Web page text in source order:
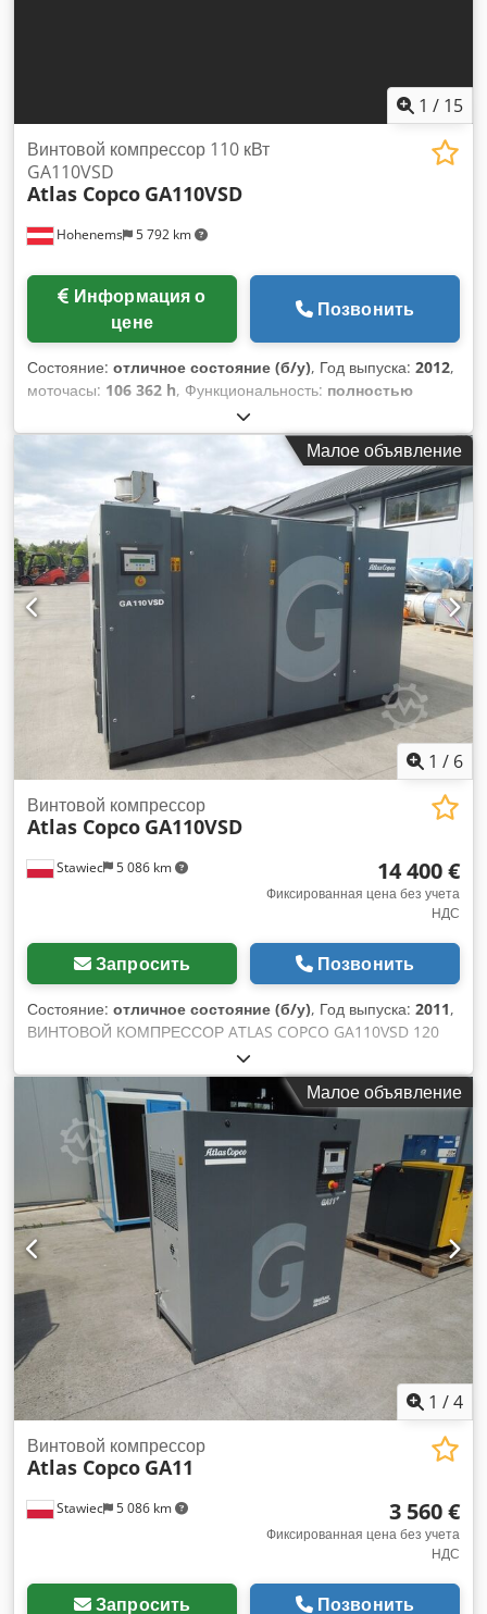
1 / 15
Hohenems 5 792 km
Винтовой компрессор 110 кВт
GA110VSD
Atlas Copco GA110VSD
цене
Позвонить
Состояние: отличное состояние (б/у), Год выпуска: 2012,
моточасы: 106 362 h, Функциональность: полностью
, Винтовой компрессор премиум-класса
Atlas Copco GA110VSD. Год выпуска 2012. Dodpfxoul U Tyj
Afzjkr Новая ступень получена при наработке 50 000 часов.
С WRG. 8,50 бар при производительности 20,70 м3/мин.
Малое объявление
1 / 6
Stawiec 5 086 km
Винтовой компрессор
Atlas Copco GA110VSD
14 400 €
Фиксированная цена без учета
НДС
Запросить Позвонить
Состояние: отличное состояние (б/у), Год выпуска: 2011,
ВИНТОВОЙ КОМПРЕССОР ATLAS COPCO GA110VSD 120
кВт 2011 Винтовой компрессор ATLAS COPCO GA110VSD
машина с инвертором и теплообменником Технические
данные: производительность: 18,72 м3/мин; двигатель 120
кВт; макс. давление 10 бар; пробег; 17483 ч Dsdetqdlpspfx
Afzokr год; 2011 Полностью функциональный компрессор,
готов к работе, гарантия мы предоставляем сервисное
обслуживание.
Малое объявление
1 /4
Stawiec 5 086 km
Винтовой компрессор
Atlas Copco GA11
3 560 €
Фиксированная цена без учета
НДС
Запросить Позвонить